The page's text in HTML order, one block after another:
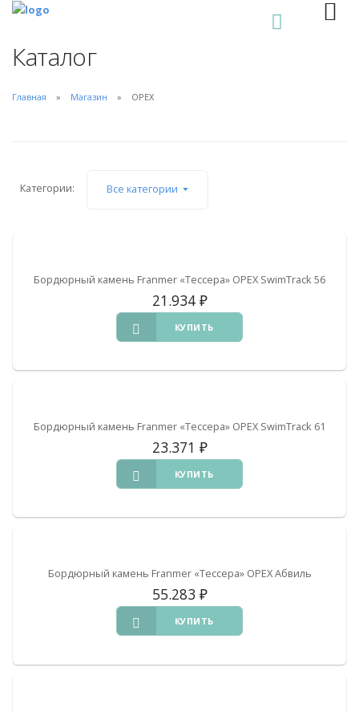
Каталог
Главная Магазин ОРЕХ
Категории: Все категории
Бордюрный камень Franmer «Тессера» ОРЕХ SwimTrack 56
21.934 ₽
КУПИТЬ
Бордюрный камень Franmer «Тессера» ОРЕХ SwimTrack 61
23.371 ₽
КУПИТЬ
Бордюрный камень Franmer «Тессера» ОРЕХ Абвиль
55.283 ₽
КУПИТЬ